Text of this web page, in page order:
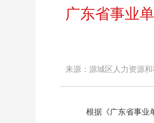
广东省事业
来源：源城区人力资源
根据《广东省事业单